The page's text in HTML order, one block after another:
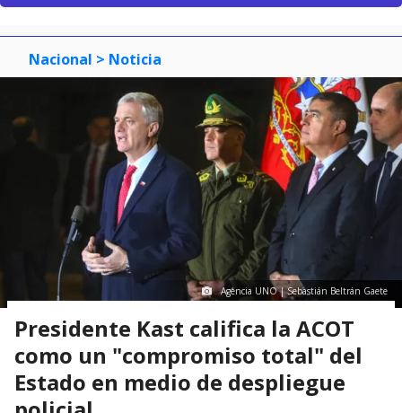
Nacional > Noticia
Agencia UNO | Sebastián Beltrán Gaete
Presidente Kast califica la ACOT
como un "compromiso total" del
Estado en medio de despliegue